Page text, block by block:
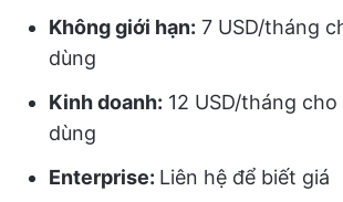
Không giới hạn: 7 USD/tháng
dùng
Kinh doanh: 12 USD/tháng
dùng
Enterprise: Liên hệ để biết giá